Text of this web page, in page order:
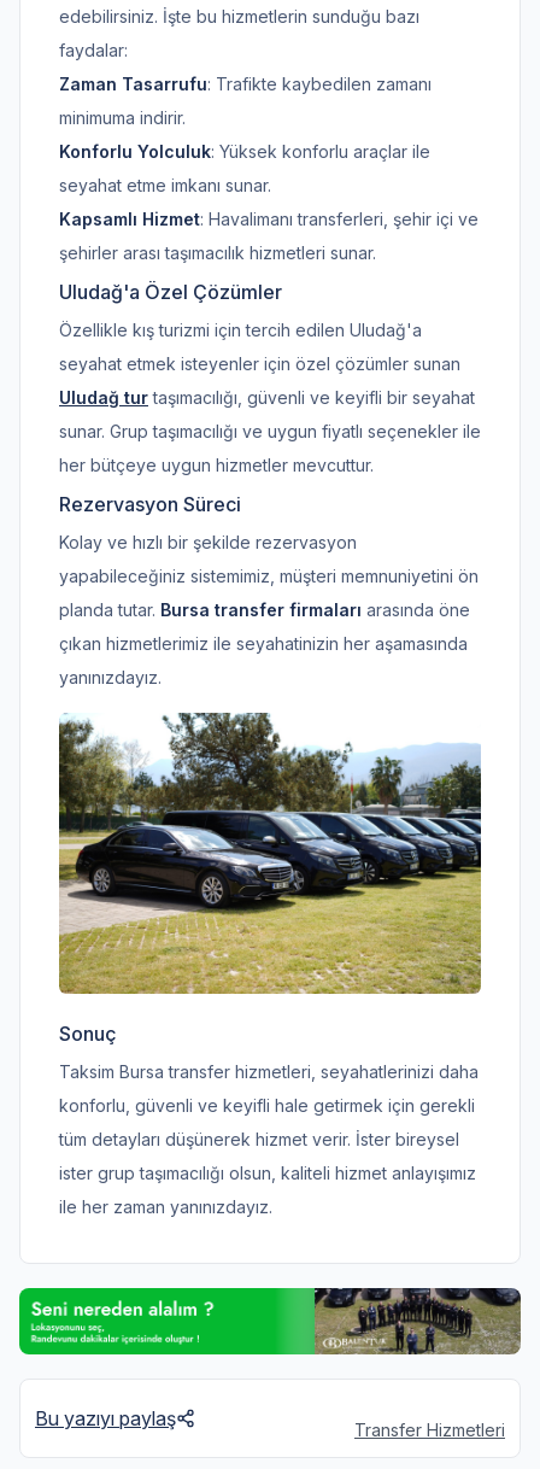
edebilirsiniz. İşte bu hizmetlerin sunduğu bazı
faydalar:
Zaman Tasarrufu: Trafikte kaybedilen zamanı
minimuma indirir.
Konforlu Yolculuk: Yüksek konforlu araçlar ile
seyahat etme imkanı sunar.
Kapsamlı Hizmet: Havalimanı transferleri, şehir içi ve
şehirler arası taşımacılık hizmetleri sunar.
Uludağ'a Özel Çözümler
Özellikle kış turizmi için tercih edilen Uludağ'a
seyahat etmek isteyenler için özel çözümler sunan
Uludağ turtaşımacılığı, güvenli ve keyifli bir seyahat
sunar. Grup taşımacılığı ve uygun fiyatlı seçenekler ile
her bütçeye uygun hizmetler mevcuttur.
Rezervasyon Süreci
Kolay ve hızlı bir şekilde rezervasyon
yapabileceğiniz sistemimiz, müşteri memnuniyetini ön
planda tutar. Bursa transfer firmaları arasında öne
çıkan hizmetlerimiz ile seyahatinizin her aşamasında
yanınızdayız.
Sonuç
Taksim Bursa transfer hizmetleri, seyahatlerinizi daha
konforlu, güvenli ve keyifli hale getirmek için gerekli
tüm detayları düşünerek hizmet verir. İster bireysel
ister grup taşımacılığı olsun, kaliteli hizmet anlayışımız
ile her zaman yanınızdayız.
Bu yazıyı paylaş Transfer Hizmetleri